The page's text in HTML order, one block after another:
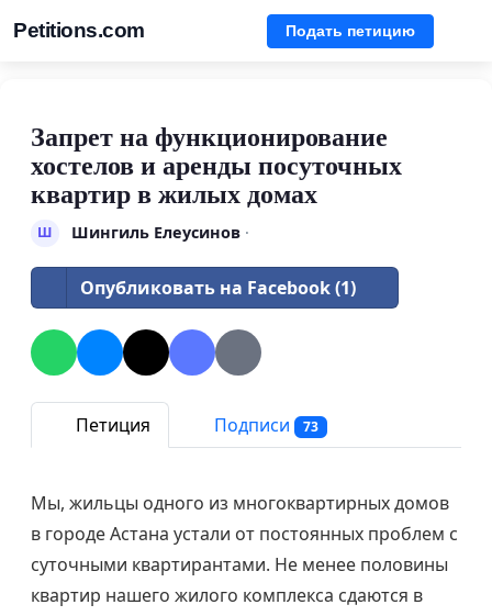
Petitions.com Подать петицию
Запрет на функционирование
хостелов и аренды посуточных
квартир в жилых домах
Ш Шингиль Елеусинов·
Опубликовать на Facebook (1)
Петиция Подписи 73
Мы, жильцы одного из многоквартирных домов
в городе Астана устали от постоянных проблем с
суточными квартирантами. Не менее половины
квартир нашего жилого комплекса сдаются в